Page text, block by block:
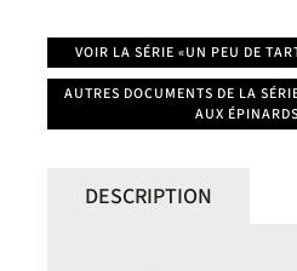
VOIR LA SÉRIE «UN PEU DE
AUTRES DOCUMENTS DE LA
AUX
DESCRIPTION